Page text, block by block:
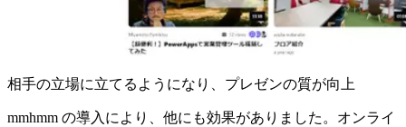
相手の立場に立てるようになり、プレゼンの質が向上
mmhmm の導入により、他にも効果がありました。オンライ